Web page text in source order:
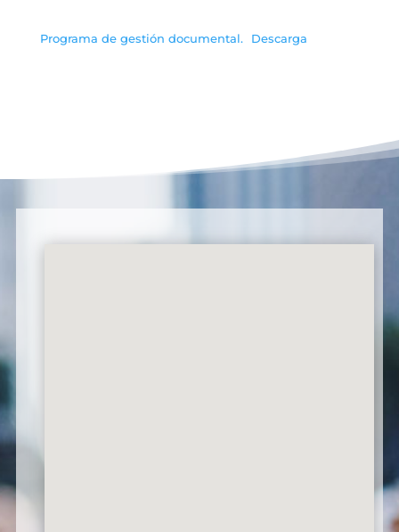
Programa de gestión documental. Descarga